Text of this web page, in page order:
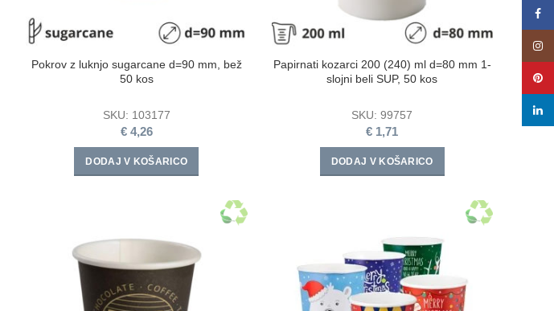
Pokrov z luknjo sugarcane d=90 mm, bež
50 kos
SKU: 103177
€ 4,26
DODAJ V KOŠARICO
Papirnati kozarci 200 (240) ml d=80 mm 1-
slojni beli SUP, 50 kos
SKU:99757
€ 1,71
DODAJ V KOŠARICO